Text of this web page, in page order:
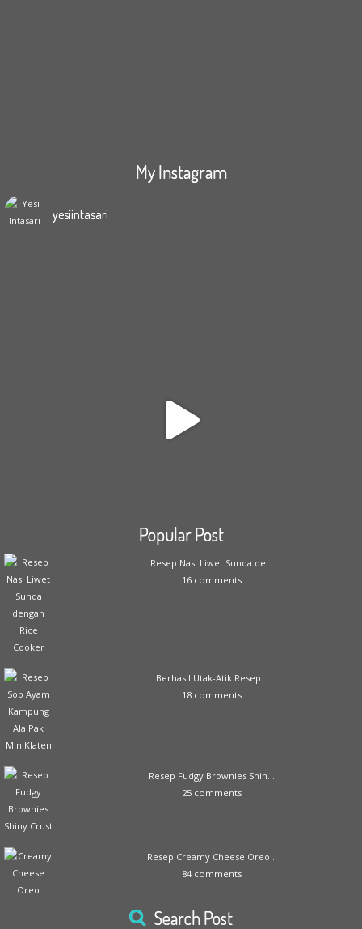
My Instagram
yesiintasari
Popular Post
Resep Nasi Liwet Sunda de...
16 comments
Berhasil Utak-Atik Resep...
18 comments
Resep Fudgy Brownies Shin...
25 comments
Resep Creamy Cheese Oreo...
84 comments
Search Post